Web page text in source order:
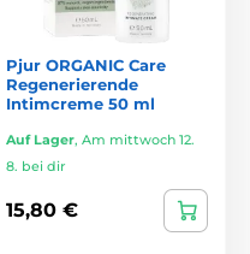
Pjur ORGANIC Care
Regenerierende
Intimcreme 50 ml
Auf Lager, Am mittwoch 12.
8. bei dir
15,80 €